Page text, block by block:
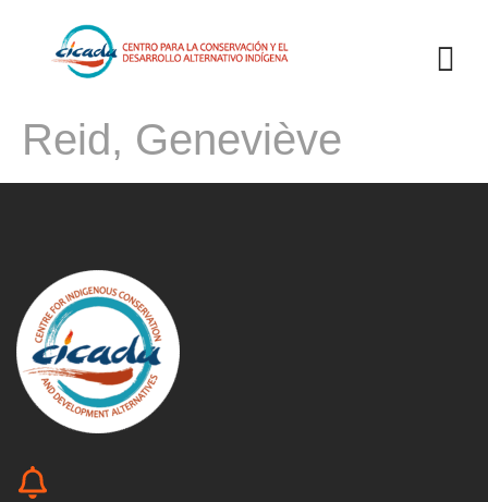
Reid, Geneviève